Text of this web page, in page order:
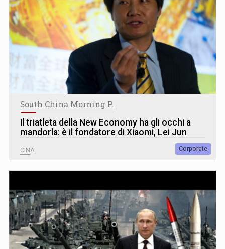
South China Morning P.
Il triatleta della New Economy ha gli occhi a
mandorla: è il fondatore di Xiaomi, Lei Jun
CINA Corporate